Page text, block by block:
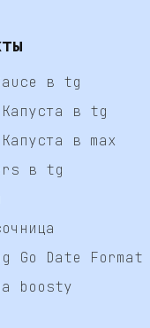
в tg
в tg
в max
в tg
Go Date Format
boosty